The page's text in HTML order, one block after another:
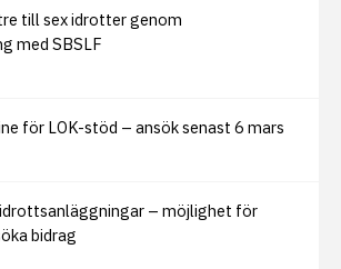
till sex idrotter genom
med SBSLF
för LOK-stöd – ansök senast 6 mars
– möjlighet för
bidrag